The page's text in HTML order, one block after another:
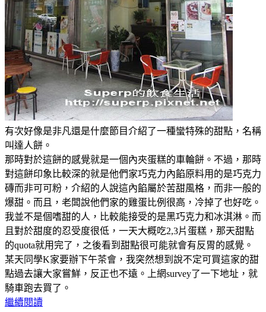
有次好像是非凡還是什麼節目介紹了一種蠻特殊的甜點，名稱
叫達人餅。
那時對於這餅的感覺就是一個內夾蛋糕的車輪餅。不過，那時
對這餅印象比較深的就是他們家巧克力內餡原料用的是巧克力
磚而非可可粉，介紹的人說這內餡屬於苦甜風格，而非一般的
爆甜。而且，老闆說他們家的雞蛋比例很高，冷掉了也好吃。
我並不是個嗜甜的人，比較能接受的是黑巧克力和冰淇淋。而
且對於甜度的忍受度很低，一天大概吃2,3片蛋糕，那天甜點
的quota就用完了，之後看到甜點很可能就會有反胃的感覺。
某天同學K家要辦下午茶會，我突然想到說不定可買這家的甜
點過去讓大家嘗鮮，反正也不遠。上網survey了一下地址，就
騎車跑去買了。
繼續閱讀